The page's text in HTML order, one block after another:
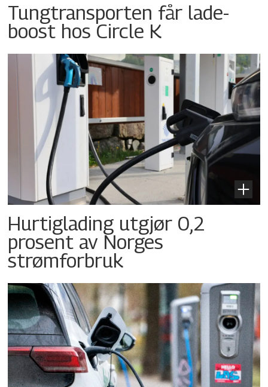
Tungtransporten får lade-
boost hos Circle K
Hurtiglading utgjør 0,2
prosent av Norges
strømforbruk